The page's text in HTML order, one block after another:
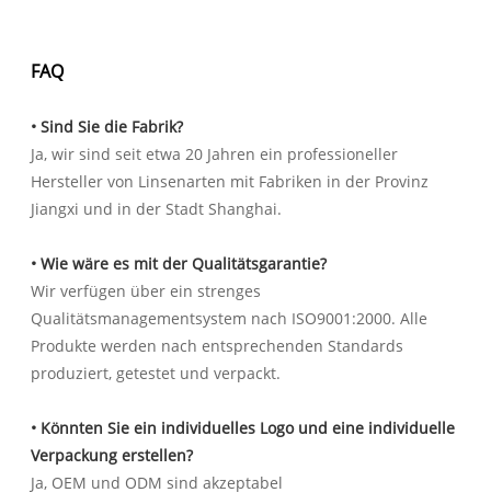
FAQ
• Sind Sie die Fabrik?
Ja, wir sind seit etwa 20 Jahren ein professioneller
Hersteller von Linsenarten mit Fabriken in der Provinz
Jiangxi und in der Stadt Shanghai.
• Wie wäre es mit der Qualitätsgarantie?
Wir verfügen über ein strenges
Qualitätsmanagementsystem nach ISO9001:2000. Alle
Produkte werden nach entsprechenden Standards
produziert, getestet und verpackt.
• Könnten Sie ein individuelles Logo und eine individuelle
Verpackung erstellen?
Ja, OEM und ODM sind akzeptabel